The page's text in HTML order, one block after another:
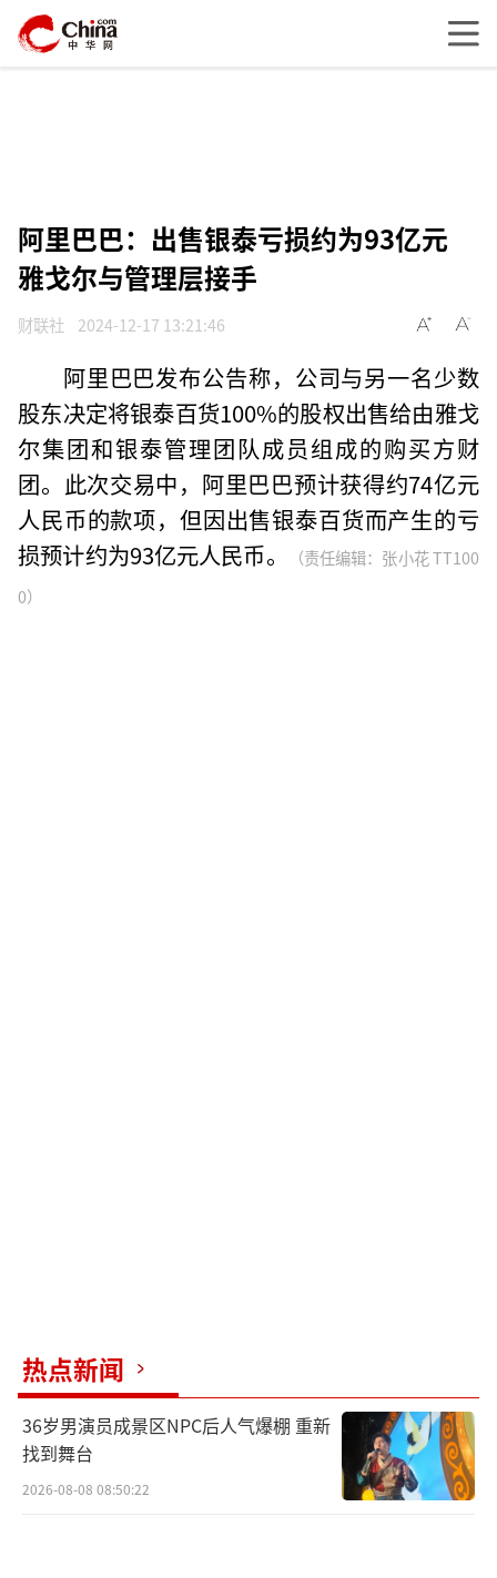
阿里巴巴：出售银泰亏损约为93亿元
雅戈尔与管理层接手
财联社 2024-12-17 13:21:46
阿里巴巴发布公告称，公司与另一名少数
股东决定将银泰百货100%的股权出售给由雅戈
尔集团和银泰管理团队成员组成的购买方财
团。此次交易中，阿里巴巴预计获得约74亿元
人民币的款项，但因出售银泰百货而产生的亏
损预计约为93亿元人民币。
（责任编辑：张小花 TT100
0）
热点新闻
36岁男演员成景区NPC后人气爆棚 重新
找到舞台
2026-08-08 08:50:22